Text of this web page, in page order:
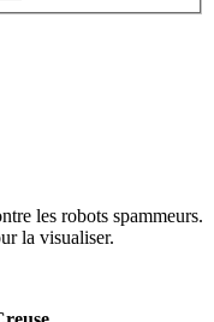
les robots spammeurs.
la visualiser.